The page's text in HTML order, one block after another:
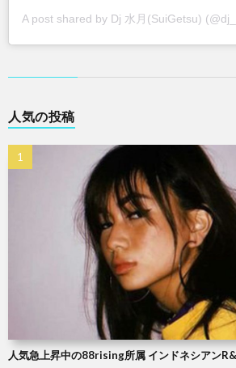
A post shared by Dj 水月(SuiGetsu)
人気の投稿
人気急上昇中の88rising所属 インドネシアン